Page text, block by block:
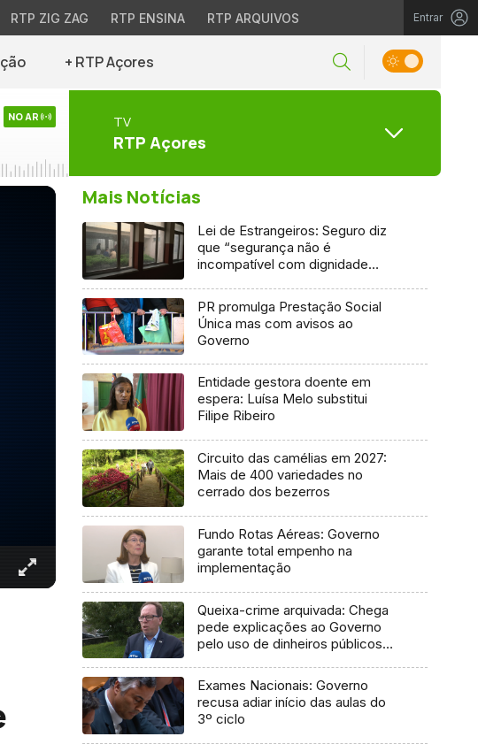
RTP ZIG ZAG RTP ENSINA RTP ARQUIVOS Entrar
+ RTP Açores
NO AR TV
RTP Açores
Mais Notícias
Lei de Estrangeiros: Seguro diz
que “segurança não é
incompatível com dignidade
PR promulga Prestação Social
Única mas com avisos ao
Governo
Entidade gestora doente em
espera: Luísa Melo substitui
Filipe Ribeiro
Circuito das camélias em 2027:
Mais de 400 variedades no
cerrado dos bezerros
Fundo Rotas Aéreas: Governo
garante total empenho na
implementação
Queixa-crime arquivada: Chega
pede explicações ao Governo
pelo uso de dinheiros públicos
Exames Nacionais: Governo
recusa adiar início das aulas do
3º ciclo